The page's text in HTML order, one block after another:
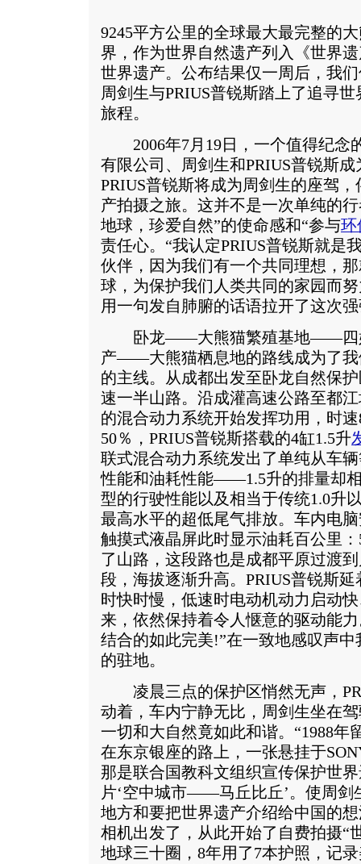
9245平方公里的全球最大最完整的
界，作为世界自然遗产列入《世界
世界遗产。公布结果仅一周后，我
周剑生与PRIUS普锐斯踏上了追寻
旅程。
2006年7月19日，一个值得纪念
有限公司、周剑生和PRIUS普锐斯
PRIUS普锐斯将成为周剑生的座驾
产拍摄之旅。这并不是一次单纯的
地球，珍爱自然”的使命感和“参与环
责任心。“我认定PRIUS普锐斯就是
伙伴，因为我们有一个共同理想，
球，为保护我们人类共同的家园而
用一句发自肺腑的话语拉开了这次
卧龙——大熊猫繁殖基地——四姑
产——大熊猫栖息地的路线成为了我
的主线。从成都出发至卧龙自然保
速一半山路。沿成灌高速公路至都
的混合动力系统开始发挥功用，时
50％，PRIUS普锐斯搭载的4缸1.5升
联式混合动力系统发出了单纯从车
性能和油耗性能——1.5升的排量却
型的行驶性能以及相当于传统1.0升
最高水平的超低尾气排放。车内电
触摸式液晶屏此时显示油耗百公里
了山路，这段路也是成都平原过渡
段，海拔逐渐升高。PRIUS普锐斯
时快时慢，低速时电动机动力启动
来，依然保持着令人惬意的驱动能
结合的如此完美!”在一致地感叹声
的驻地。
凌晨三点的保护区悄然无声，
动着，车内宁静无比，周剑生坐在
一切和大自然竟如此和谐。“1988年
在东京银座的路上，一张悬挂于
那是联合国教科文组织宣传保护世
片‘空中城市——马丘比丘’。使周剑
地方和要把世界遗产介绍给中国的
相机出发了，从此开始了自费拍摄“
地球三十圈，8年用了7本护照，记